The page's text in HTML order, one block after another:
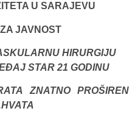
U SARAJEVU
JAVNOST
HIRURGIJU
STAR 21 GODINU
ZNATNO PROŠIREN